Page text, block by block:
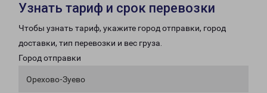
Узнать тариф и срок перевозки
Чтобы узнать тариф, укажите город отправки, город
доставки, тип перевозки и вес груза.
Город отправки
Орехово-Зуево